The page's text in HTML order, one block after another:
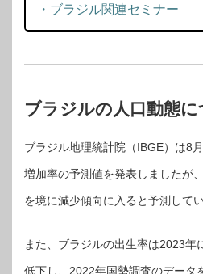
・ブラジル関連セミナー
ブラジルの人口動態に
ブラジル地理統計院（IBGE）は8
増加率の予測値を発表しましたが
を境に減少傾向に入ると予測してい
また、ブラジルの出生率は2023年
低下し、2022年国勢調査のデータ